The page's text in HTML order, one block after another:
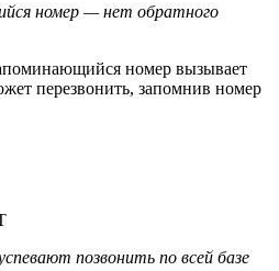
номер — нет обратного
номер вызывает
перезвонить, запомнив номер
позвонить по всей базе